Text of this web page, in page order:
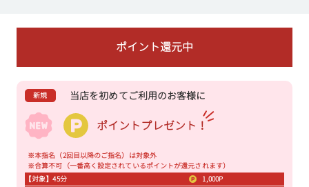
ポイント還元中
新規 当店を初めてご利用のお客様に
ポイントプレゼント！
※本指名（2回目以降のご指名）は対象外
※合算不可（一番高く設定されているポイントが還元されます）
【対象】45分
1,000P